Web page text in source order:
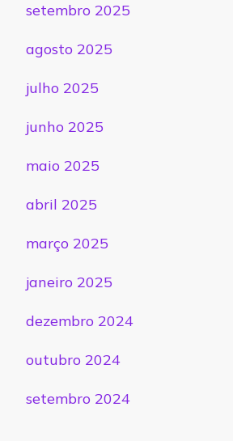
setembro 2025
agosto 2025
julho 2025
junho 2025
maio 2025
abril 2025
março 2025
janeiro 2025
dezembro 2024
outubro 2024
setembro 2024